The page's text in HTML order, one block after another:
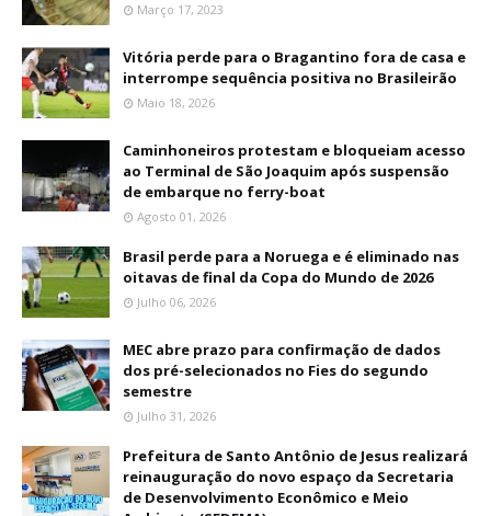
Março 17, 2023
Vitória perde para o Bragantino fora de casa e
interrompe sequência positiva no Brasileirão
Maio 18, 2026
Caminhoneiros protestam e bloqueiam acesso
ao Terminal de São Joaquim após suspensão
de embarque no ferry-boat
Agosto 01, 2026
Brasil perde para a Noruega e é eliminado nas
oitavas de final da Copa do Mundo de 2026
Julho 06, 2026
MEC abre prazo para confirmação de dados
dos pré-selecionados no Fies do segundo
semestre
Julho 31, 2026
Prefeitura de Santo Antônio de Jesus realizará
reinauguração do novo espaço da Secretaria
de Desenvolvimento Econômico e Meio